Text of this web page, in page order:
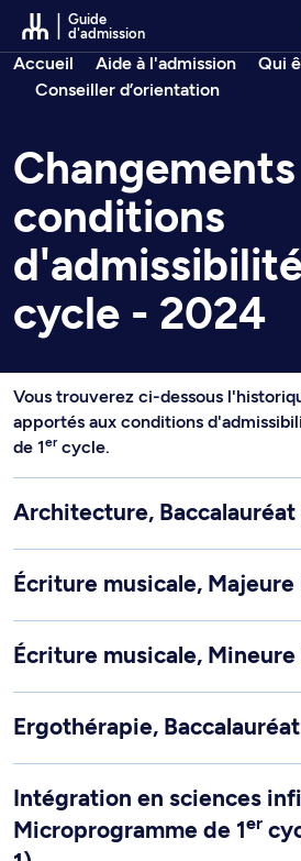
Passer au contenu
Guide
d'admission
Fil d’arianne
Accueil Aide à l'admission
Qui
Conseiller d’orientation
conditions
d'admissibilité
cycle - 2024
Vous trouverez ci-dessous
apportés aux conditions
de 1ercycle.
Architecture,
Écriture musicale,
Écriture musicale,
Ergothérapie,
Intégration en sciences
Microprogramme de 1er